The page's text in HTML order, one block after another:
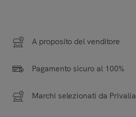
A proposito del venditore
Pagamento sicuro al 100%
Marchi selezionati da Privalia